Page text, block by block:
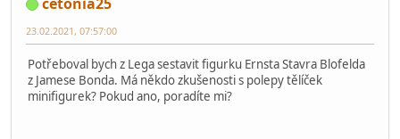
23.02.2021, 07:57:00
Potřeboval bych z Lega sestavit figurku Ernsta Stavra Blofelda
z Jamese Bonda. Má někdo zkušenosti s polepy tělíček
minifigurek? Pokud ano, poradíte mi?